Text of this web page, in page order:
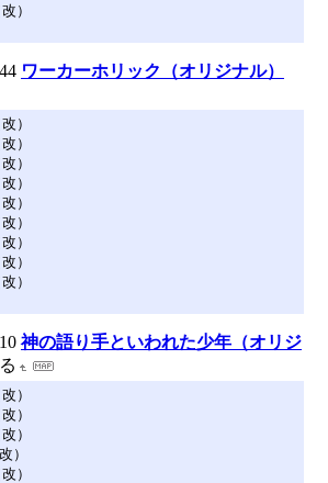
）
ワーカーホリック（オリジナル）
）
）
）
）
）
）
）
）
）
神の語り手といわれた少年（オリジ
）
）
）
）
）